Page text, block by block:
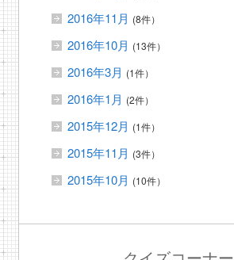
2016年11月 (8件）
2016年10月 (13件）
2016年3月 (1件）
2016年1月 (2件）
2015年12月 (1件）
2015年11月 (3件）
2015年10月 (10件）